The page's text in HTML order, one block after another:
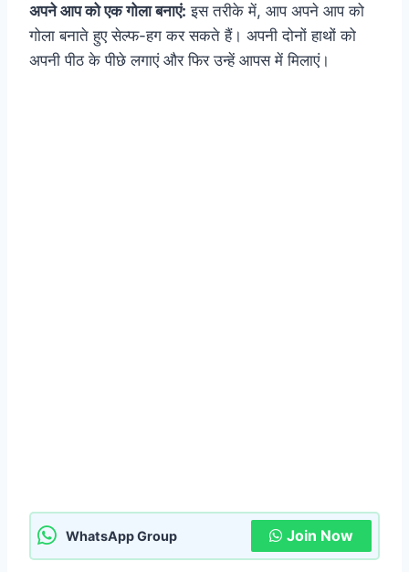
अपने आप को एक गोला बनाएं: इस तरीके में, आप अपने आप को
गोला बनाते हुए सेल्फ-हग कर सकते हैं। अपनी दोनों हाथों को
अपनी पीठ के पीछे लगाएं और फिर उन्हें आपस में मिलाएं।
WhatsApp Group Join Now